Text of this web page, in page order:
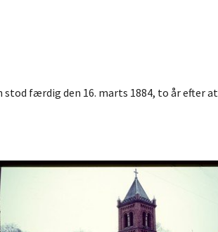
færdig den 16. marts 1884, to år efter at